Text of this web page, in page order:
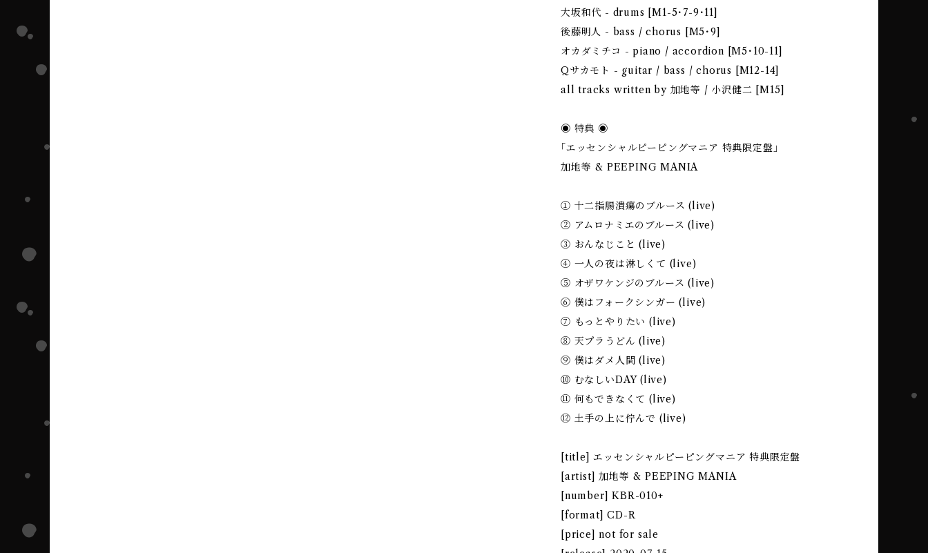
大坂和代 - drums [M1-5･7-9･11]
後藤明人 - bass / chorus [M5･9]
オカダミチコ - piano / accordion [M5･10-11]
Qサカモト - guitar / bass / chorus [M12-14]
all tracks written by 加地等 / 小沢健二 [M15]
◉ 特典 ◉
｢エッセンシャルピーピングマニア 特典限定盤｣
加地等 & PEEPING MANIA
① 十二指腸潰瘍のブルース (live)
② アムロナミエのブルース (live)
③ おんなじこと (live)
④ 一人の夜は淋しくて (live)
⑤ オザワケンジのブルース (live)
⑥ 僕はフォークシンガー (live)
⑦ もっとやりたい (live)
⑧ 天プラうどん (live)
⑨ 僕はダメ人間 (live)
⑩ むなしいDAY (live)
⑪ 何もできなくて (live)
⑫ 土手の上に佇んで (live)
[title] エッセンシャルピーピングマニア 特典限定盤
[artist] 加地等 & PEEPING MANIA
[number] KBR-010+
[format] CD-R
[price] not for sale